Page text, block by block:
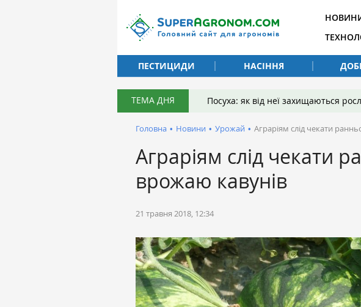
ПЕСТИЦИДИ
НАСІННЯ
ТЕМА ДНЯ Посуха: як від неї захищаються
Головна • Новини • Урожай • Аграріям слід чекати
Аграріям слід чекати
врожаю кавунів
21 травня 2018, 12:34